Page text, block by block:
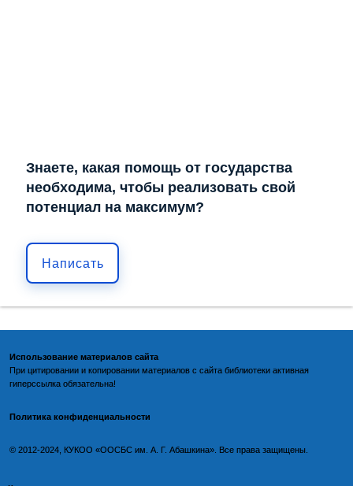
Знаете, какая помощь от государства
необходима, чтобы реализовать свой
потенциал на максимум?
Написать
Использование материалов сайта
При цитировании и копировании материалов с сайта библиотеки активная
гиперссылка обязательна!
Политика конфиденциальности
©️ 2012-2024, КУКОО «ООСБС им. А. Г. Абашкина». Все права защищены.